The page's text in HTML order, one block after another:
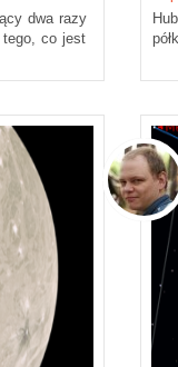
dwa razy
tego, co jest